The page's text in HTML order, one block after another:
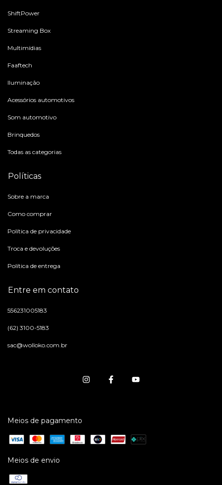
ShiftPower
Streaming Box
Multimídias
Faaftech
Iluminação
Acessórios automotivos
Som automotivo
Brinquedos
Todas as categorias
Políticas
Sobre a marca
Como comprar
Política de privacidade
Troca e devoluções
Política de entrega
Entre em contato
556231005183
(62) 3100-5183
sac@wolloko.com.br
Meios de pagamento
Meios de envio